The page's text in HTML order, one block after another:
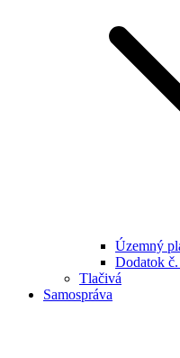
Územný
Dodatok č.
Tlačivá
Samospráva